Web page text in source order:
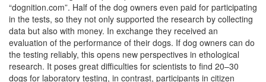
“dognition.com”. Half of the dog owners even paid for participating
in the tests, so they not only supported the research by collecting
data but also with money. In exchange they received an
evaluation of the performance of their dogs. If dog owners can do
the testing reliably, this opens new perspectives in ethological
research. It poses great difficulties for scientists to find 20–30
dogs for laboratory testing, in contrast, participants in citizen